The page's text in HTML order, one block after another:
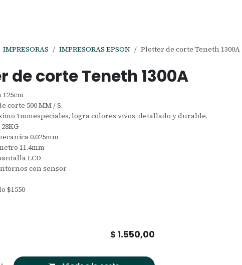
IMPRESORAS IMPRESORAS EPSON Plotter de corte Teneth 1300A
de corte Teneth 1300A
corte 500 MM / S.
1mmespeciales, logra colores vivos, detallado y durable.
0.025mm
11.4mm
LCD
con sensor
$1550
$1.550,00